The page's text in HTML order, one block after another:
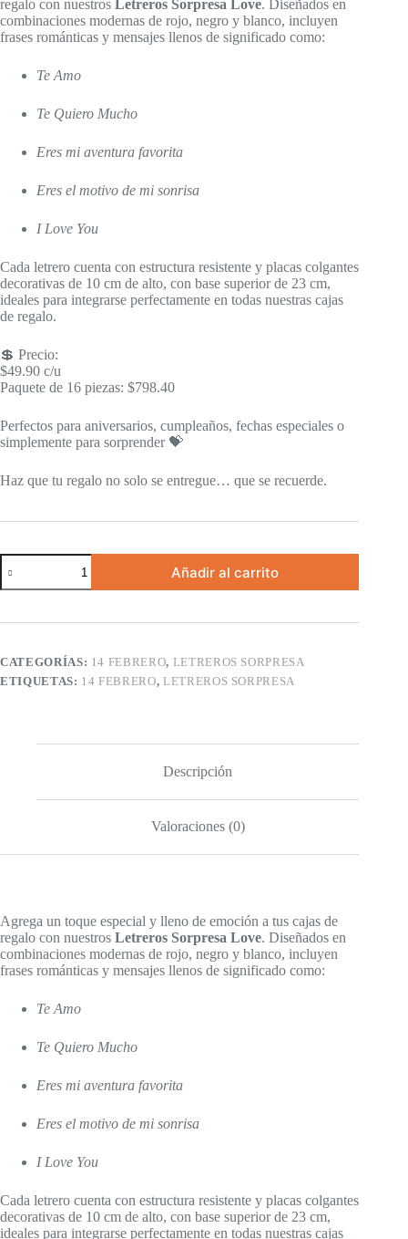
regalo con nuestros Letreros Sorpresa Love. Diseñados en
combinaciones modernas de rojo, negro y blanco, incluyen
frases románticas y mensajes llenos de significado como:
Te Amo
Te Quiero Mucho
Eres mi aventura favorita
Eres el motivo de mi sonrisa
I Love You
Cada letrero cuenta con estructura resistente y placas colgantes
decorativas de 10 cm de alto, con base superior de 23 cm,
ideales para integrarse perfectamente en todas nuestras cajas
de regalo.
💲 Precio:
$49.90 c/u
Paquete de 16 piezas: $798.40
Perfectos para aniversarios, cumpleaños, fechas especiales o
simplemente para sorprender 💝
Haz que tu regalo no solo se entregue… que se recuerde.
Letrero
Love
-
sorpresa
Añadir al carrito
CATEGORÍAS: 14 FEBRERO, LETREROS SORPRESA
ETIQUETAS: 14 FEBRERO, LETREROS SORPRESA
Descripción
Valoraciones (0)
Agrega un toque especial y lleno de emoción a tus cajas de
regalo con nuestros Letreros Sorpresa Love. Diseñados en
combinaciones modernas de rojo, negro y blanco, incluyen
frases románticas y mensajes llenos de significado como:
Te Amo
Te Quiero Mucho
Eres mi aventura favorita
Eres el motivo de mi sonrisa
I Love You
Cada letrero cuenta con estructura resistente y placas colgantes
decorativas de 10 cm de alto, con base superior de 23 cm,
ideales para integrarse perfectamente en todas nuestras cajas